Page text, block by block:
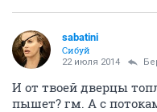
sabatini
Сибуй
22 июля 2014
И от твоей дверцы
пышет? гм. А с